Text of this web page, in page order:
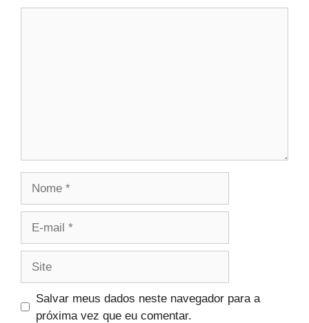
Salvar meus dados neste navegador para a
próxima vez que eu comentar.